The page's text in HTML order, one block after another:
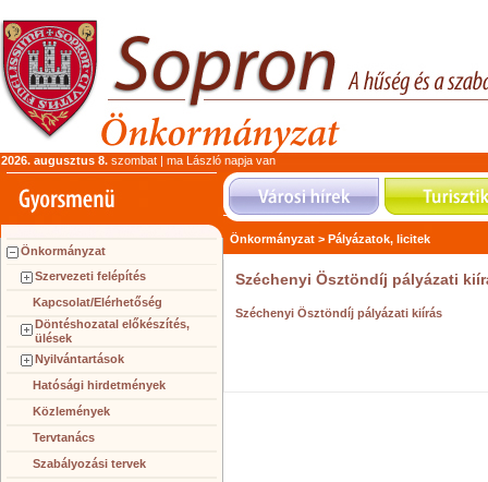
2026. augusztus 8. szombat | ma László napja van
Önkormányzat
Szervezeti felépítés
Kapcsolat/Elérhetőség
Döntéshozatal előkészítés,
ülések
Nyilvántartások
Hatósági hirdetmények
Közlemények
Tervtanács
Szabályozási tervek
Önkormányzat > Pályázatok, licitek
Széchenyi Ösztöndíj pályázati
Széchenyi Ösztöndíj pályázati kiírás